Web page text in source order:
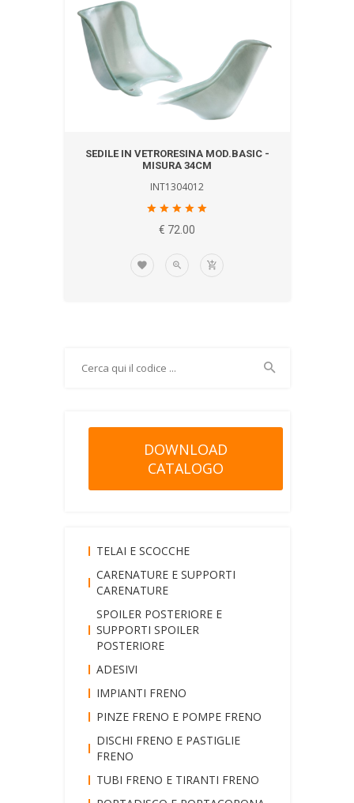
SEDILE IN VETRORESINA MOD.BASIC -
MISURA 34CM
INT1304012
€ 72.00
DOWNLOAD
CATALOGO
TELAI E SCOCCHE
CARENATURE E SUPPORTI
CARENATURE
SPOILER POSTERIORE E
SUPPORTI SPOILER
POSTERIORE
ADESIVI
IMPIANTI FRENO
PINZE FRENO E POMPE FRENO
DISCHI FRENO E PASTIGLIE
FRENO
TUBI FRENO E TIRANTI FRENO